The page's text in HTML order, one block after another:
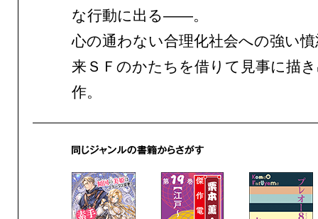
な行動に出る——。
心の通わない合理化社会への強い
来ＳＦのかたちを借りて見事に描
作。